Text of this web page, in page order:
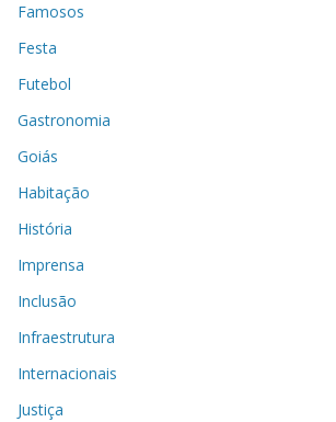
Famosos
Festa
Futebol
Gastronomia
Goiás
Habitação
História
Imprensa
Inclusão
Infraestrutura
Internacionais
Justiça